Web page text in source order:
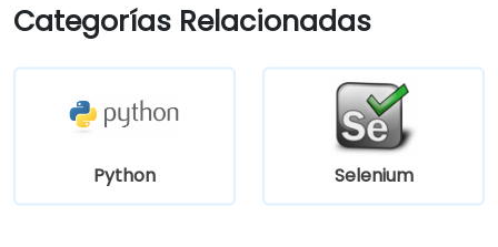
Categorías Relacionadas
Python Selenium